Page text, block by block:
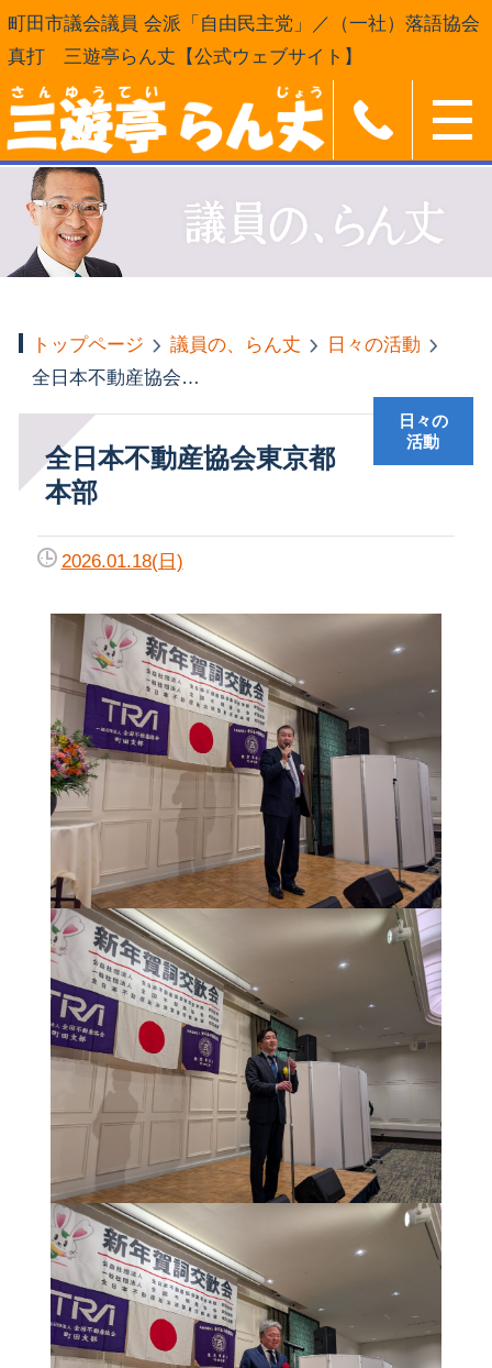
町田市議会議員 会派「自由民主党」／（一社）落語協会
真打 三遊亭らん丈【公式ウェブサイト】
トップページ 議員の、らん丈
日々の活動
全日本不動産協会東京都本部
全日本不動産協会東京都
本部
日々の
活動
2026.01.18(日)